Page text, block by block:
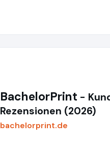
BachelorPrint -
Rezensionen (2026)
bachelorprint.de